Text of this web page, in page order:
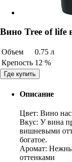
Вино Tree of life
Объем
0.75 л
Крепость 12 %
Где купить
Описание
Цвет: Вино
Вкус: У вина
вишневыми
богатое.
Аромат:
оттенками